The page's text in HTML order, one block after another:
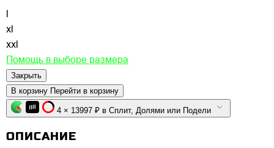
xl
xxl
Помощь в выборе размера
Закрыть
В корзину Перейти в корзину
4 × 13997 ₽ в Сплит, Долями или Подели
ОПИСАНИЕ